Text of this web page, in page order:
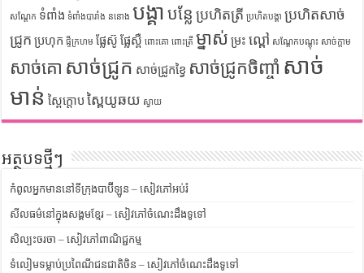
សណ្តែក ទំពាំង ទំពាំងបារាំង ននោង បង្គា បន្លែ ប្រហិតត្រី ប្រហិតបង្គា ប្រហិតសាច់
ជ្រូក ប្រហុក ផ្ទីក្រហម ផ្លែស៊ូ ផ្លែស្ពឺ ពោះគោ ពោះត្រី ម្នាស់ ម្រះ ល្ពៅ សណ្តែកបណ្តុះ សាច់ក្តាម
សាច់គោ សាច់ជ្រូក សាច់ជ្រូកខ្វៃ សាច់ជ្រូកចិញ្ចាំ សាច់
មាន់ ស្ពៃក្តោប ស្ពៃយូឆយ ស្វាយ
អត្ថបទថ្មីៗ
កំពូលអ្នកមាននៅទីក្រុងបាប៊ីឡូន – សៀវភៅអប់រំ
សីលធម៌នៅក្នុងសង្គមខ្មែរ – សៀវភៅចំណេះដឹងទូទៅ
សិល្បះចរចា – សៀវភៅពាណិជ្ជកម្ម
ទំលៀមទម្លាប់ប្រពៃណីជនជាតិចិន – សៀវភៅចំណេះដឹងទូទៅ